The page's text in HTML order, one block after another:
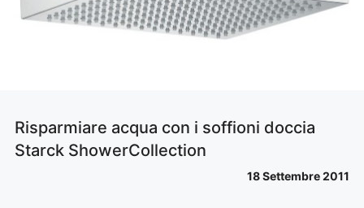
Risparmiare acqua con i soffioni doccia
Starck ShowerCollection
18 Settembre 2011